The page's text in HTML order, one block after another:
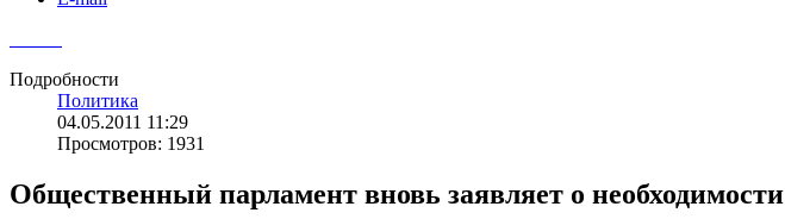
Подробности
Политика
04.05.2011 11:29
Просмотров: 1931
Общественный парламент вновь заявляет о